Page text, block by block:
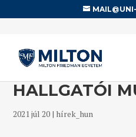
HALLGATÓI
2021 júl 20 | hírek_hun